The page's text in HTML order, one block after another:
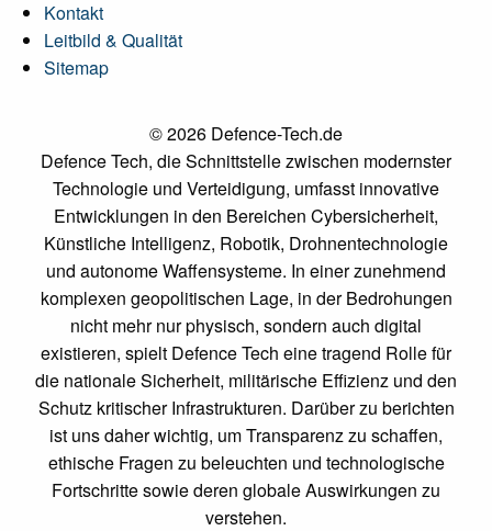
Kontakt
Leitbild & Qualität
Sitemap
© 2026 Defence-Tech.de
Defence Tech, die Schnittstelle zwischen modernster
Technologie und Verteidigung, umfasst innovative
Entwicklungen in den Bereichen Cybersicherheit,
Künstliche Intelligenz, Robotik, Drohnentechnologie
und autonome Waffensysteme. In einer zunehmend
komplexen geopolitischen Lage, in der Bedrohungen
nicht mehr nur physisch, sondern auch digital
existieren, spielt Defence Tech eine tragend Rolle für
die nationale Sicherheit, militärische Effizienz und den
Schutz kritischer Infrastrukturen. Darüber zu berichten
ist uns daher wichtig, um Transparenz zu schaffen,
ethische Fragen zu beleuchten und technologische
Fortschritte sowie deren globale Auswirkungen zu
verstehen.